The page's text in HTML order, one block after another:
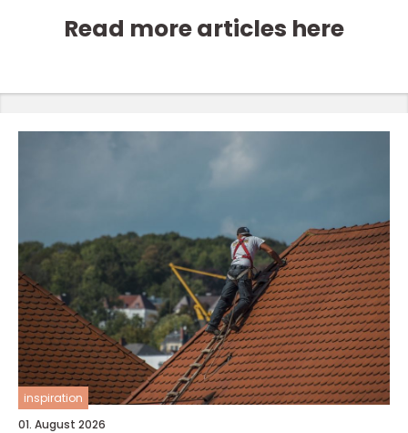
Read more articles here
inspiration
01. August 2026